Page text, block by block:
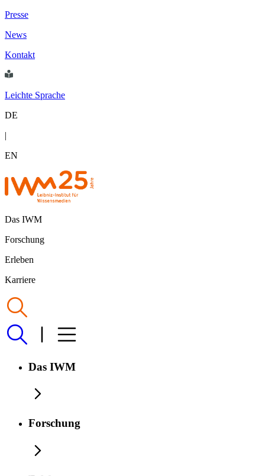
Presse
News
Kontakt
Leichte Sprache
DE
|
EN
Das IWM
Forschung
Erleben
Karriere
Das IWM
Forschung